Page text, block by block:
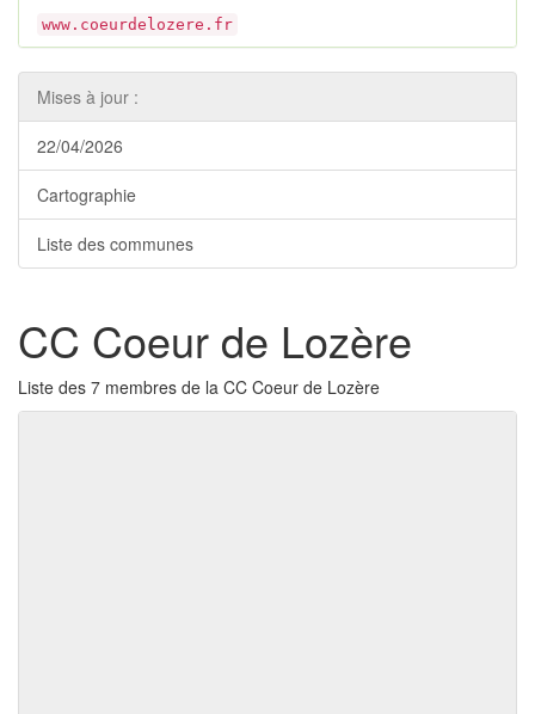
www.coeurdelozere.fr
Mises à jour :
22/04/2026
Cartographie
Liste des communes
CC Coeur de Lozère
Liste des 7 membres de la CC Coeur de Lozère